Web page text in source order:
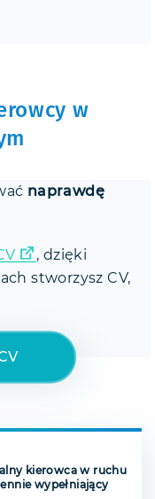
w
naprawdę
, dzięki
stworzysz CV,
kierowca w ruchu
wypełniający